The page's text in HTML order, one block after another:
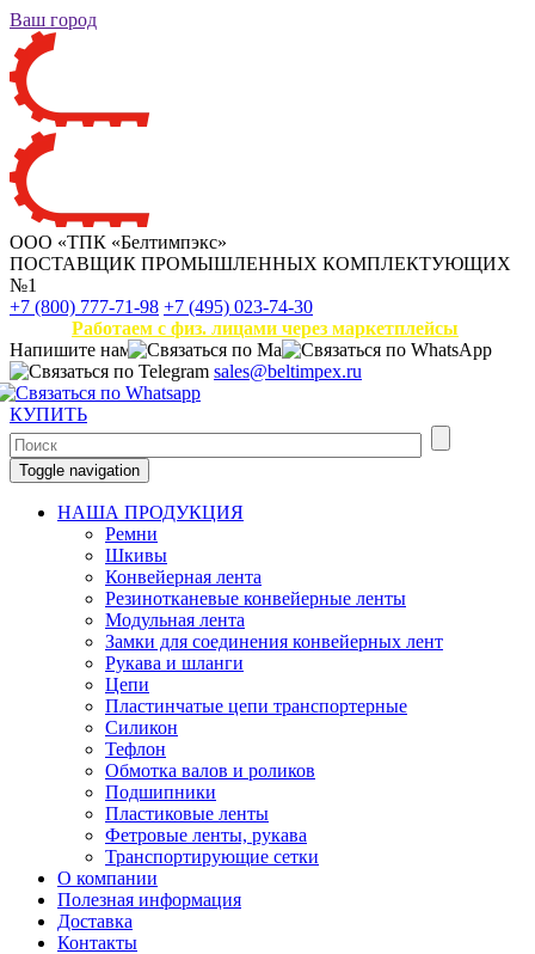
Ваш город
ООО «ТПК «Белтимпэкс»
ПОСТАВЩИК ПРОМЫШЛЕННЫХ КОМПЛЕКТУЮЩИХ
№1
+7 (800) 777-71-98 +7 (495) 023-74-30
Работаем с физ. лицами через маркетплейсы
Напишите нам
sales@beltimpex.ru
КУПИТЬ
Toggle navigation
НАША ПРОДУКЦИЯ
Ремни
Шкивы
Конвейерная лента
Резинотканевые конвейерные ленты
Модульная лента
Замки для соединения конвейерных лент
Рукава и шланги
Цепи
Пластинчатые цепи транспортерные
Силикон
Тефлон
Обмотка валов и роликов
Подшипники
Пластиковые ленты
Фетровые ленты, рукава
Транспортирующие сетки
О компании
Полезная информация
Доставка
Контакты